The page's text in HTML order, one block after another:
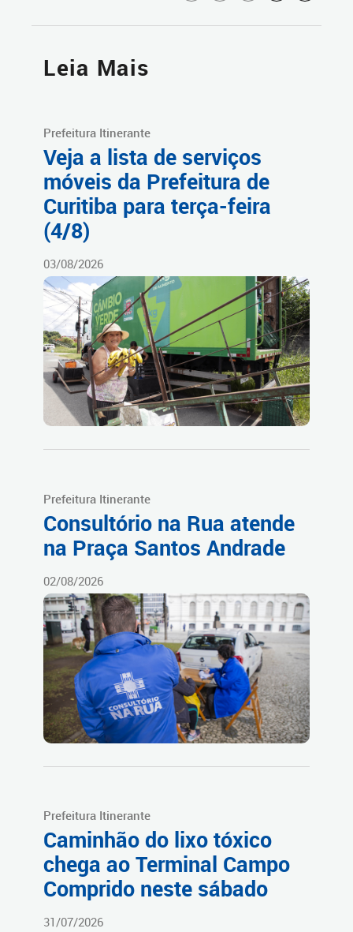
Leia Mais
Prefeitura Itinerante
Veja a lista de serviços
móveis da Prefeitura de
Curitiba para terça-feira
(4/8)
03/08/2026
Prefeitura Itinerante
Consultório na Rua atende
na Praça Santos Andrade
02/08/2026
Prefeitura Itinerante
Caminhão do lixo tóxico
chega ao Terminal Campo
Comprido neste sábado
31/07/2026